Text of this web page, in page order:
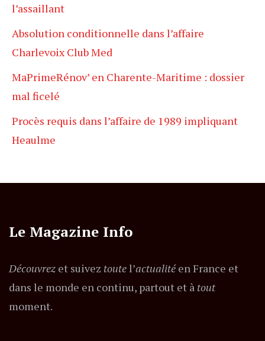
l’assaillant
Absolution conditionnelle dans l’affaire
Charlevoix Club Med
MaPrimeRénov’ en Charente-Maritime : dossier
mal ficelé
Procès requis dans l’affaire de 1989 impliquant
Heaulme
Le Magazine Info
Découvrez et suivez toutel’actualitéen France et
dans le monde en continu, partout et à tout
moment.